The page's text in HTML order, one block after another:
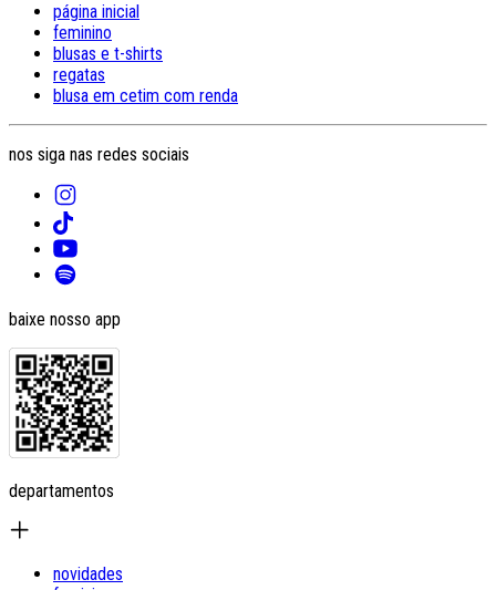
página inicial
feminino
blusas e t-shirts
regatas
blusa em cetim com renda
nos siga nas redes sociais
baixe nosso app
departamentos
novidades